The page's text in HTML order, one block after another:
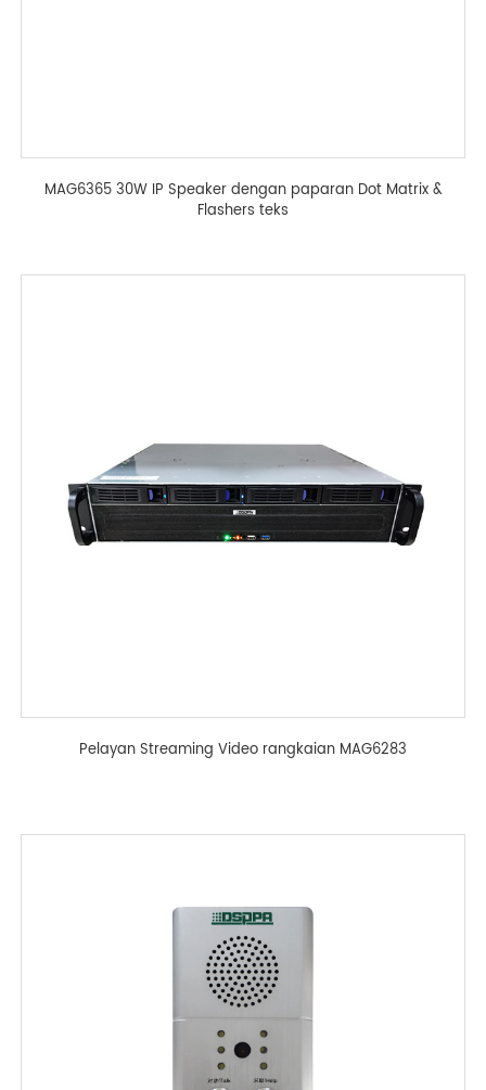
MAG6365 30W IP Speaker dengan paparan Dot Matrix &
Flashers teks
Pelayan Streaming Video rangkaian MAG6283